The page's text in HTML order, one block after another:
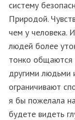
систему
Природой.
чем у человека.
людей более
тонко общаются
другими людьми
ограничивают
я бы пожелала
будете видеть